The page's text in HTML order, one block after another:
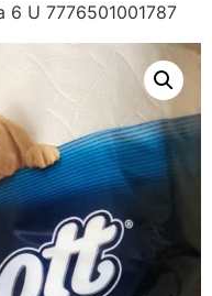
U 7776501001787